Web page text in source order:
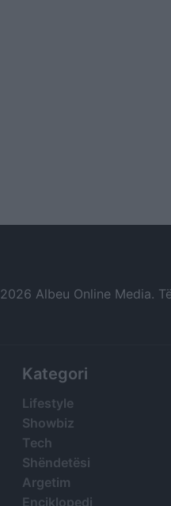
2026 Albeu Online Media.
Kategori
Lifestyle
Showbiz
Tech
Shëndetësi
Argetim
Enciklopedi